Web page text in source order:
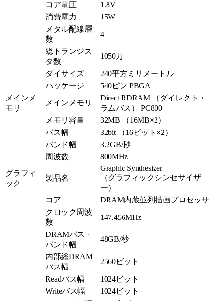
コア電圧
1.8V
消費電力
15W
メタル配線層
数
4
総トランジス
タ数
1050万
ダイサイズ
240平方ミリメートル
パッケージ
540ピン PBGA
メインメ
モリ
メインメモリ
Direct RDRAM （ダイレクト・
ラムバス） PC800
メモリ容量
32MB （16MB×2）
バス幅
32bit （16ビット×2）
バンド幅
3.2GB/秒
周波数
800MHz
グラフィ
ック
製品名
Graphic Synthesizer
（グラフィックシンセサイザ
ー）
コア
DRAM内蔵並列描画プロセッサ
クロック周波
数
147.456MHz
DRAMバス・
バンド幅
48GB/秒
内部総DRAM
バス幅
2560ビット
Readバス幅
1024ビット
Writeバス幅
1024ビット